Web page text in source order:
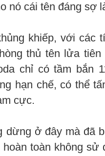
nó cái tên đáng sợ
khiếp, với các
thủ tên lửa
chỉ có tầm bắn
hạn chế, có thể
cực.
dừng ở đây mà đã
toàn không sử